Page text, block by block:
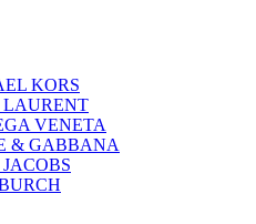
KORS
LAURENT
VENETA
& GABBANA